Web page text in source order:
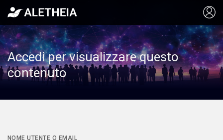
Accedi per visualizzare questo
contenuto
NOME UTENTE O EMAIL